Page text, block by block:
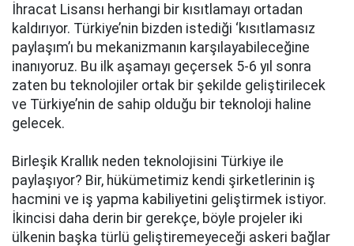
İhracat Lisansı herhangi bir kısıtlamayı ortadan
kaldırıyor. Türkiye’nin bizden istediği ‘kısıtlamasız
paylaşım’ı bu mekanizmanın karşılayabileceğine
inanıyoruz. Bu ilk aşamayı geçersek 5-6 yıl sonra
zaten bu teknolojiler ortak bir şekilde geliştirilecek
ve Türkiye’nin de sahip olduğu bir teknoloji haline
gelecek.
Birleşik Krallık neden teknolojisini Türkiye ile
paylaşıyor? Bir, hükümetimiz kendi şirketlerinin iş
hacmini ve iş yapma kabiliyetini geliştirmek istiyor.
İkincisi daha derin bir gerekçe, böyle projeler iki
ülkenin başka türlü geliştiremeyeceği askeri bağlar